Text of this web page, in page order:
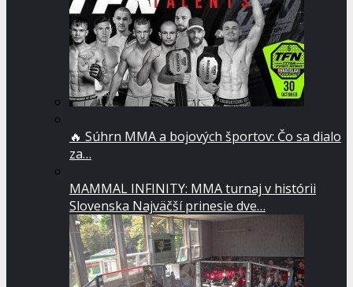
🔥 Súhrn MMA a bojových športov: Čo sa dialo
za…
MAMMAL INFINITY: MMA turnaj v histórii
Slovenska Najväčší prinesie dve…